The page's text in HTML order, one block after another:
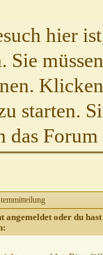
hier
Sie
starten.
das
angemeldet oder du